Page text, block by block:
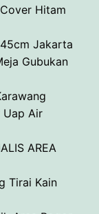
Hitam
Jakarta
Gubukan
Uap Air
AREA
Tirai Kain